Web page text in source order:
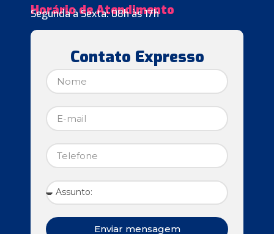
Horário de Atendimento
Segunda à Sexta: 08h às 17h
Contato Expresso
Enviar mensagem